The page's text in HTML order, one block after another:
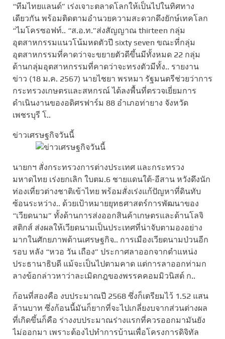
“ทีมไทยแลนด์” เร่งเจาะตลาดโลกให้เป็นไปในทิศทาง
เดียวกัน พร้อมติดตามอำนวยความสะดวกดึงยักษ์เทคโลก
“ไมโครซอฟท์.. “ส.อ.ท.”ส่งสัญญาณ thirteen กลุ่ม
อุตสาหกรรมแนวโน้มหดตัวปี sixty seven ขณะที่กลุ่ม
อุตสาหกรรมที่คาดว่าจะขยายตัวดีขึ้นมีทั้งหมด 22 กลุ่ม
ด้านกลุ่มอุตสาหกรรมที่คาดว่าจะทรงตัวมีทั้ง.. รายงาน
ข่าว (18 ม.ค. 2567) นายไชยา พรหมา รัฐมนตรีช่วยว่าการ
กระทรวงเกษตรและสหกรณ์ ได้ลงพื้นที่ตรวจเยี่ยมการ
ดำเนินงานของอดิศรฟาร์ม 88 อำเภอท่ายาง จังหวัด
เพชรบุรี โ..
ข่าวเศรษฐกิจวันนี้
นายกฯ สั่งกระทรวงการต่างประเทศ และกระทรวง
มหาดไทย เร่งยกเลิก ใบตม.6 ชายแดนใต้-อีสาน หวังดึงนัก
ท่องเที่ยวต่างชาติเข้าไทย พร้อมสั่งเร่งแก้ปัญหาที่ดินทับ
ซ้อนระหว่าง.. ด้วยเป้าหมายยุทธศาสตร์การพัฒนาของ
“เวียดนาม” ทั้งด้านการส่งออกสินค้าเกษตรและด้านโลจิ
สติกส์ ส่งผลให้เวียดนามเป็นประเทศที่น่าจับตามองอย่าง
มากในศักยภาพด้านเศรษฐกิจ.. การเมืองเวียดนามป่วนอีก
รอบ หลัง “หวอ วัน เถือง” ประกาศลาออกจากตำแหน่ง
ประธานาธิบดี แม้จะเป็นไปตามคาด แต่การลาออกท่ามก
ลางข้อกล่าวหาว่าละเมิดกฎของพรรคคอมมิวนิสต์ ก..
ก้อนที่สองคือ งบประมาณปี 2568 ซึ่งก็เตรียมไว้ 1.52 แสน
ล้านบาท ซึ่งก้อนนี้มันก็ยากที่จะไปเกลี่ยงบจากส่วนต่างผล
ที่เกิดขึ้นก็คือ ร่างงบประมาณร่างแรกที่ควรออกมามันยัง
ไม่ออกมา เพราะต้องไปทำการบ้านเพื่อโครงการดิจิทัล